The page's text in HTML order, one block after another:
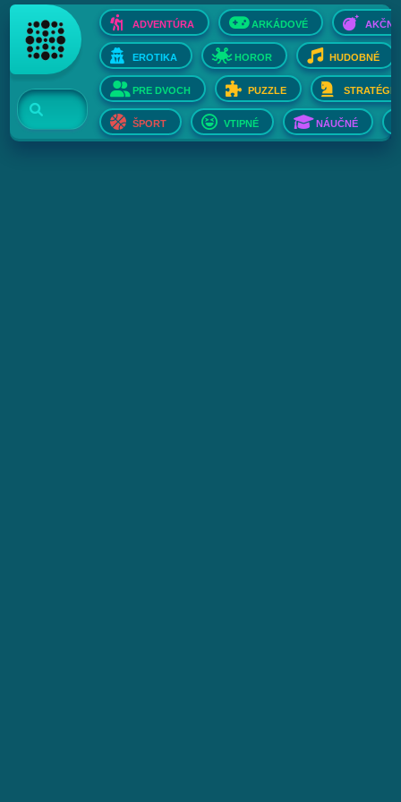
ADVENTÚRA ARKÁDOVÉ AKČNÉ
EROTIKA HOROR HUDOBNÉ
PRE DVOCH PUZZLE STRATÉGIE
ŠPORT VTIPNÉ NÁUČNÉ